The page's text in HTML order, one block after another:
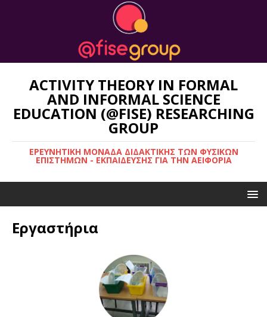
ACTIVITY THEORY IN FORMAL
AND INFORMAL SCIENCE
EDUCATION (@FISE) RESEARCHING
GROUP
ΕΡΕΥΝΗΤΙΚΉ ΜΟΝΆΔΑ ΔΙΔΑΚΤΙΚΉΣ ΤΩΝ ΦΥΣΙΚΏΝ
ΕΠΙΣΤΗΜΏΝ - ΕΚΠΑΊΔΕΥΣΗΣ ΓΙΑ ΤΗΝ ΑΕΙΦΟΡΊΑ
Εργαστήρια